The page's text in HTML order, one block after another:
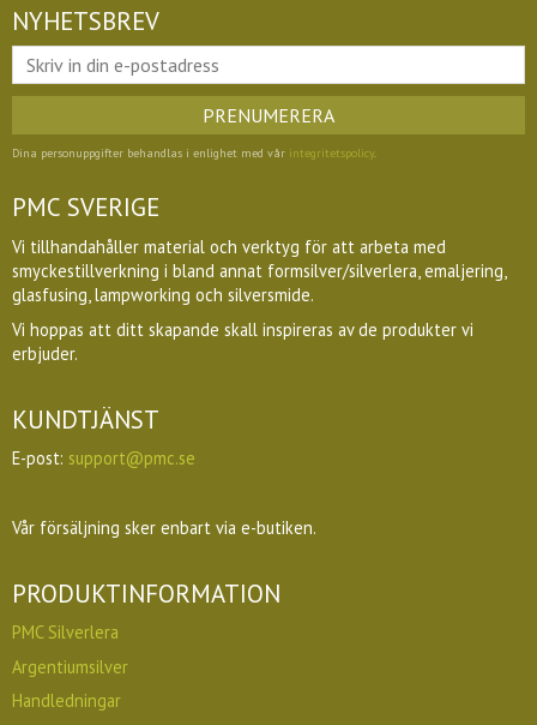
NYHETSBREV
PRENUMERERA
Dina personuppgifter behandlas i enlighet med vår integritetspolicy.
PMC SVERIGE
Vi tillhandahåller material och verktyg för att arbeta med
smyckestillverkning i bland annat formsilver/silverlera, emaljering,
glasfusing, lampworking och silversmide.
Vi hoppas att ditt skapande skall inspireras av de produkter vi
erbjuder.
KUNDTJÄNST
E-post: support@pmc.se
Vår försäljning sker enbart via e-butiken.
PRODUKTINFORMATION
PMC Silverlera
Argentiumsilver
Handledningar